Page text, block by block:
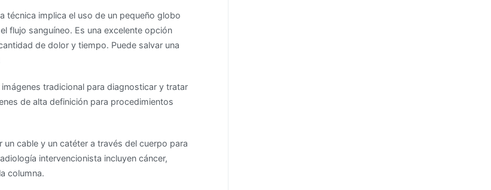
técnica implica el uso de un pequeño globo
flujo sanguíneo. Es una excelente opción
de dolor y tiempo. Puede salvar una
tradicional para diagnosticar y tratar
de alta definición para procedimientos
cable y un catéter a través del cuerpo para
intervencionista incluyen cáncer,
columna.